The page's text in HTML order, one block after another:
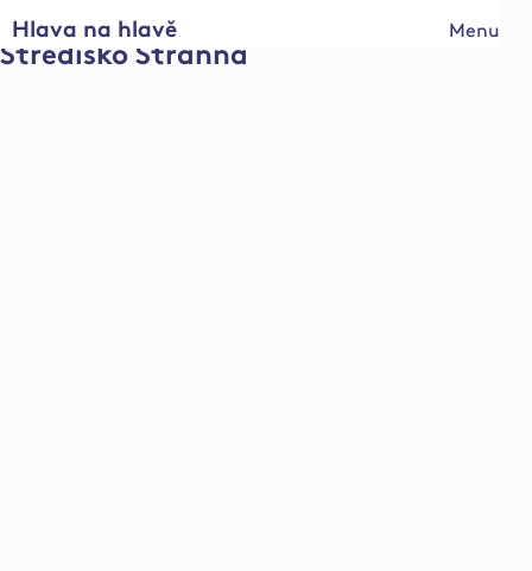
Menu
Hlava na hlavě
Středisko Stranná